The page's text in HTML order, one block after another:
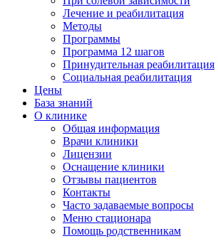
Лечение и реабилитация
Методы
Программы
Программа 12 шагов
Принудительная реабилитация
Социальная реабилитация
Цены
База знаний
О клинике
Общая информация
Врачи клиники
Лицензии
Оснащение клиники
Отзывы пациентов
Контакты
Часто задаваемые вопросы
Меню стационара
Помощь родственникам